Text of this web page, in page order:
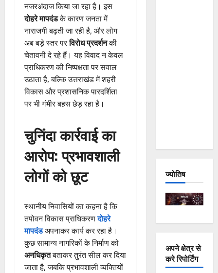
नजरअंदाज किया जा रहा है। इस
दोहरे मापदंडके कारण जनता में
नाराजगी बढ़ती जा रही है, और लोग
अब बड़े स्तर परविरोध प्रदर्शनकी
चेतावनी दे रहे हैं। यह विवाद न केवल
प्राधिकरण की निष्पक्षता पर सवाल
उठाता है, बल्कि उत्तराखंड में शहरी
विकास और प्रशासनिक पारदर्शिता
पर भी गंभीर बहस छेड़ रहा है।
चुनिंदा कार्रवाई का
आरोप: प्रभावशाली
लोगों को छूट
स्थानीय निवासियों का कहना है कि
तपोवन विकास प्राधिकरणदोहरे
मापदंडअपनाकर कार्य कर रहा है।
कुछ सामान्य नागरिकों के निर्माण को
अनधिकृतबताकर तुरंत सील कर दिया
जाता है, जबकि प्रभावशाली व्यक्तियों
ज्योतिष
अपने क्षेत्र से
करे रिपोर्टिंग